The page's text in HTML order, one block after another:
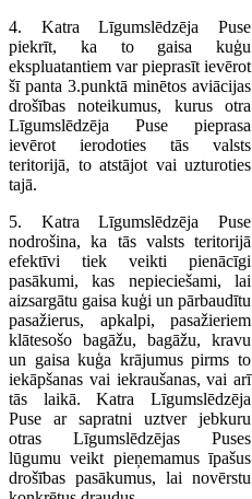
4. Katra Līgumslēdzēja Puse
piekrīt, ka to gaisa kuģu
ekspluatantiem var pieprasīt ievērot
šī panta 3.punktā minētos aviācijas
drošības noteikumus, kurus otra
Līgumslēdzēja Puse pieprasa
ievērot ierodoties tās valsts
teritorijā, to atstājot vai uzturoties
tajā.
5. Katra Līgumslēdzēja Puse
nodrošina, ka tās valsts teritorijā
efektīvi tiek veikti pienācīgi
pasākumi, kas nepieciešami, lai
aizsargātu gaisa kuģi un pārbaudītu
pasažierus, apkalpi, pasažieriem
klātesošo bagāžu, bagāžu, kravu
un gaisa kuģa krājumus pirms to
iekāpšanas vai iekraušanas, vai arī
tās laikā. Katra Līgumslēdzēja
Puse ar sapratni uztver jebkuru
otras Līgumslēdzējas Puses
lūgumu veikt pieņemamus īpašus
drošības pasākumus, lai novērstu